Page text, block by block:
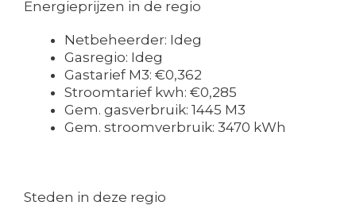
Energieprijzen in de regio
Netbeheerder: Ideg
Gasregio: Ideg
Gastarief M3: €0,362
Stroomtarief kwh: €0,285
Gem. gasverbruik: 1445 M3
Gem. stroomverbruik: 3470 kWh
Steden in deze regio